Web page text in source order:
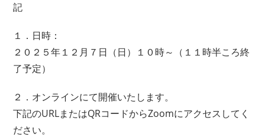
記
１．日時：
２０２５年１２月７日（日）１０時～（１１時半ころ終
了予定）
２．オンラインにて開催いたします。
下記のURLまたはQRコードからZoomにアクセスしてく
ださい。